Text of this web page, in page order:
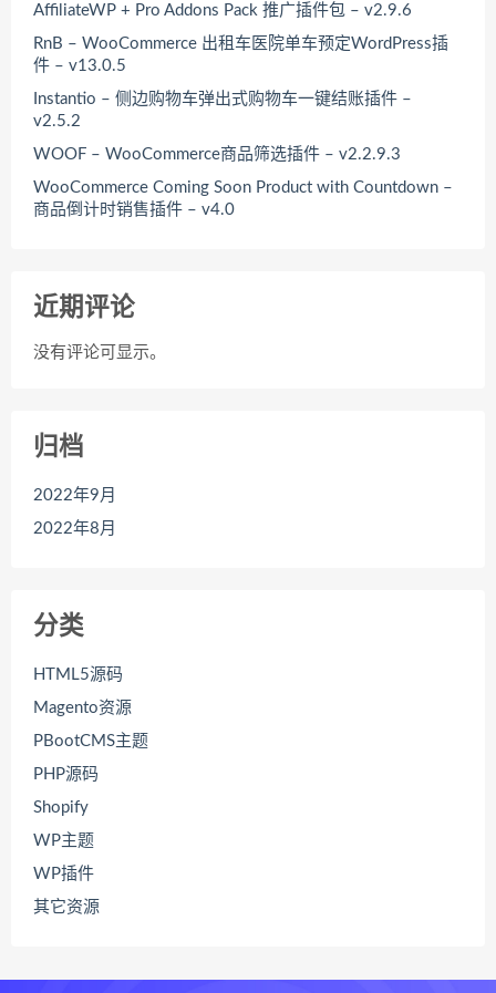
AffiliateWP + Pro Addons Pack 推广插件包 – v2.9.6
RnB – WooCommerce 出租车医院单车预定WordPress插
件 – v13.0.5
Instantio – 侧边购物车弹出式购物车一键结账插件 –
v2.5.2
WOOF – WooCommerce商品筛选插件 – v2.2.9.3
WooCommerce Coming Soon Product with Countdown –
商品倒计时销售插件 – v4.0
近期评论
没有评论可显示。
归档
2022年9月
2022年8月
分类
HTML5源码
Magento资源
PBootCMS主题
PHP源码
Shopify
WP主题
WP插件
其它资源